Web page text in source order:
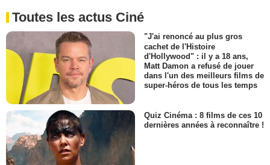
Toutes les actus Ciné
"J'ai renoncé au plus gros
cachet de l'Histoire
d'Hollywood" : il y a 18 ans,
Matt Damon a refusé de jouer
dans l'un des meilleurs films de
super-héros de tous les temps
Quiz Cinéma : 8 films de ces 10
dernières années à reconnaître !